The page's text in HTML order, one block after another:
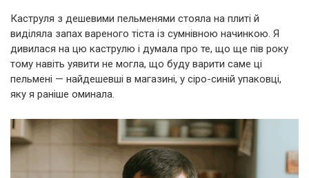
Каструля з дешевими пельменями стояла на плиті й
виділяла запах вареного тіста із сумнівною начинкою. Я
дивилася на цю каструлю і думала про те, що ще пів року
тому навіть уявити не могла, що буду варити саме ці
пельмені — найдешевші в магазині, у сіро-синій упаковці,
яку я раніше оминала.